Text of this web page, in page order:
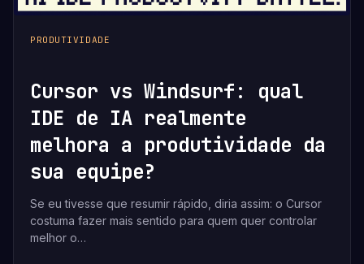
PRODUTIVIDADE
Cursor vs Windsurf: qual
IDE de IA realmente
melhora a produtividade da
sua equipe?
Se eu tivesse que resumir rápido, diria assim: o Cursor
costuma fazer mais sentido para quem quer controlar
melhor o…